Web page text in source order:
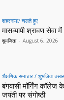
शहरनामा/ चलते हुए
मासव्यापी श्रावण सेवा
शुभजिता - August 6, 2026
शैक्षणिक समाचार / शुभजिता
बंगवासी मॉर्निंग कॉलेज
जयंती पर संगोष्ठी